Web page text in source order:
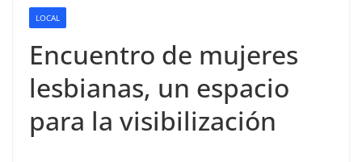
LOCAL
Encuentro de mujeres
lesbianas, un espacio
para la visibilización